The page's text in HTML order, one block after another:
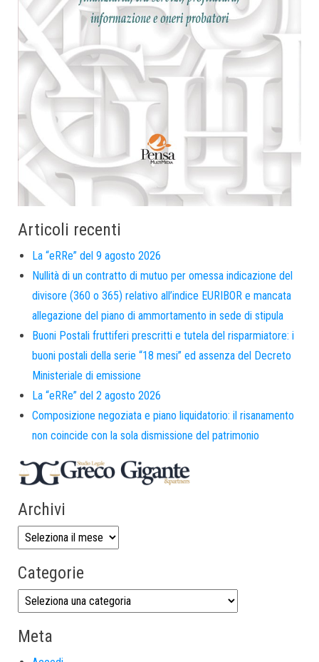
Articoli recenti
La “eRRe” del 9 agosto 2026
Nullità di un contratto di mutuo per omessa indicazione del
divisore (360 o 365) relativo all’indice EURIBOR e mancata
allegazione del piano di ammortamento in sede di stipula
Buoni Postali fruttiferi prescritti e tutela del risparmiatore: i
buoni postali della serie “18 mesi” ed assenza del Decreto
Ministeriale di emissione
La “eRRe” del 2 agosto 2026
Composizione negoziata e piano liquidatorio: il risanamento
non coincide con la sola dismissione del patrimonio
Archivi
Categorie
Meta